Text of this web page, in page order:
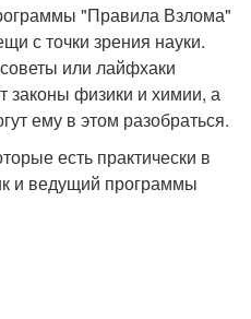
"Правила Взлома"
с точки зрения науки.
или лайфхаки
законы физики и химии, а
ему в этом разобраться.
есть практически в
и ведущий программы